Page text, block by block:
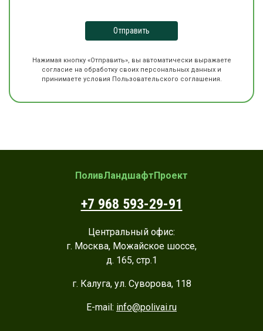
Отправить
Нажимая кнопку «Отправить», вы автоматически выражаете
согласие на обработку своих персональных данных и
принимаете условия Пользовательского соглашения.
ПоливЛандшафтПроект
+7 968 593-29-91
Центральный офис:
г. Москва, Можайское шоссе,
д. 165, стр.1
г. Калуга, ул. Суворова, 118
E-mail: info@polivai.ru